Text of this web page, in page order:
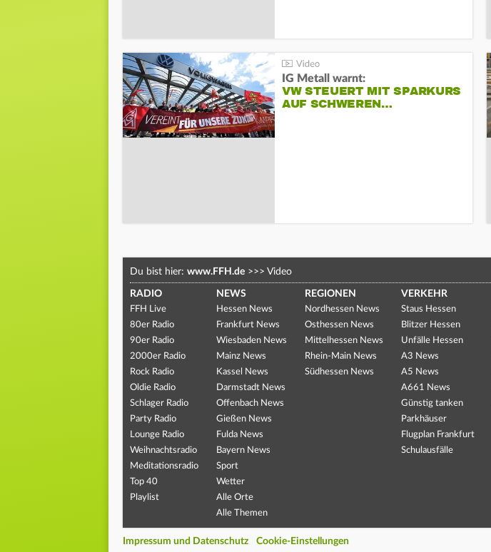
IG Metall warnt:
VW STEUERT MIT SPARKURS
AUF SCHWEREN…
Du bist hier: www.FFH.de >>> Video
RADIO
FFH Live
80er Radio
90er Radio
2000er Radio
Rock Radio
Oldie Radio
Schlager Radio
Party Radio
Lounge Radio
Weihnachtsradio
Meditationsradio
Top 40
Playlist
NEWS
Hessen News
Frankfurt News
Wiesbaden News
Mainz News
Kassel News
Darmstadt News
Offenbach News
Gießen News
Fulda News
Bayern News
Sport
Wetter
Alle Orte
Alle Themen
REGIONEN
Nordhessen News
Osthessen News
Mittelhessen News
Rhein-Main News
Südhessen News
VERKEHR
Staus Hessen
Blitzer Hessen
Unfälle Hessen
A3 News
A5 News
A661 News
Günstig tanken
Parkhäuser
Flugplan Frankfurt
Schulausfälle
Impressum und Datenschutz Cookie-Einstellungen